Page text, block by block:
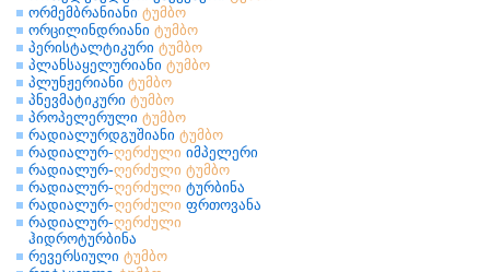
ორმემბრანიანი ტუმბო
ორცილინდრიანი ტუმბო
პერისტალტიკური ტუმბო
პლანსაყელურიანი ტუმბო
პლუნჟერიანი ტუმბო
პნევმატიკური ტუმბო
პროპელერული ტუმბო
რადიალურდგუშიანი ტუმბო
რადიალურ-ღერძული იმპელერი
რადიალურ-ღერძული ტუმბო
რადიალურ-ღერძული ტურბინა
რადიალურ-ღერძული ფრთოვანა
რადიალურ-ღერძული
ჰიდროტურბინა
რევერსიული ტუმბო